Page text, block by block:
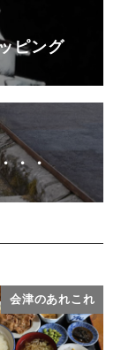
ピング
・・
会津のあれこれ